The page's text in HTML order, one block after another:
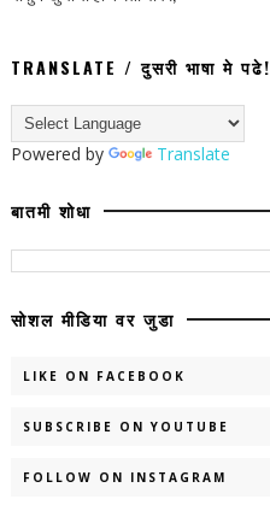
TRANSLATE / दुसरी भाषा मे पढे!
Powered by Translate
बातमी शोधा
सोशल मीडिया वर जुडा
LIKE ON FACEBOOK
SUBSCRIBE ON YOUTUBE
FOLLOW ON INSTAGRAM